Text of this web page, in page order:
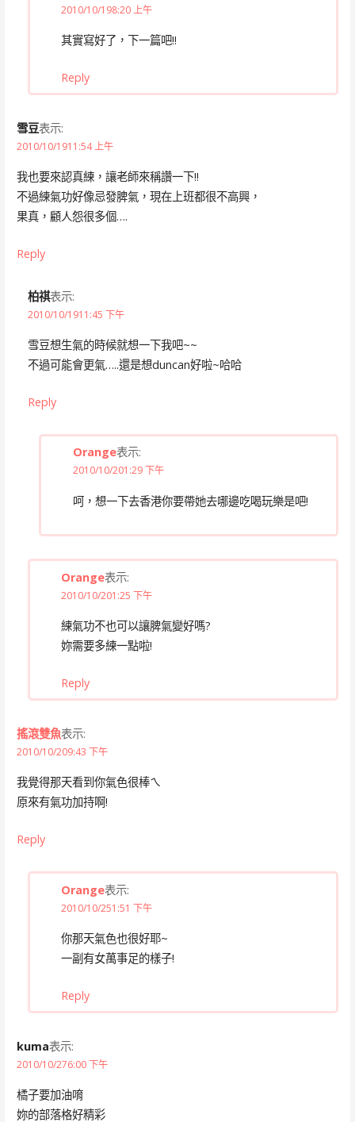
2010/10/198:20 上午
其實寫好了，下一篇吧!!
Reply
雪豆表示:
2010/10/1911:54 上午
我也要來認真練，讓老師來稱讚一下!!
不過練氣功好像忌發脾氣，現在上班都很不高興，
果真，顧人怨很多個….
Reply
柏祺表示:
2010/10/1911:45 下午
雪豆想生氣的時候就想一下我吧~~
不過可能會更氣…..還是想duncan好啦~哈哈
Reply
Orange表示:
2010/10/201:29 下午
呵，想一下去香港你要帶她去哪邊吃喝玩樂是吧!
Orange表示:
2010/10/201:25 下午
練氣功不也可以讓脾氣變好嗎?
妳需要多練一點啦!
Reply
搖滾雙魚表示:
2010/10/209:43 下午
我覺得那天看到你氣色很棒ㄟ
原來有氣功加持啊!
Reply
Orange表示:
2010/10/251:51 下午
你那天氣色也很好耶~
一副有女萬事足的樣子!
Reply
kuma表示:
2010/10/276:00 下午
橘子要加油唷
妳的部落格好精彩